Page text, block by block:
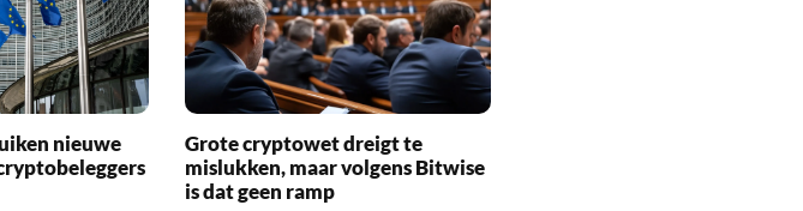
nieuwe
Grote cryptowet dreigt te
mislukken, maar volgens Bitwise
is dat geen ramp